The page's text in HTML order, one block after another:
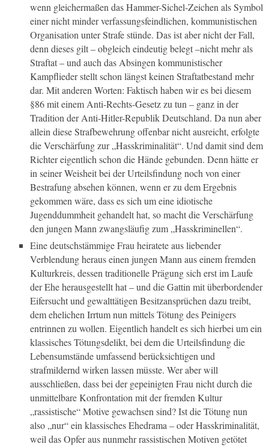
wenn gleichermaßen das Hammer-Sichel-Zeichen als Symbol
einer nicht minder verfassungsfeindlichen, kommunistischen
Organisation unter Strafe stünde. Das ist aber nicht der Fall,
denn dieses gilt – obgleich eindeutig belegt –nicht mehr als
Straftat – und auch das Absingen kommunistischer
Kampflieder stellt schon längst keinen Straftatbestand mehr
dar. Mit anderen Worten: Faktisch haben wir es bei diesem
§86 mit einem Anti-Rechts-Gesetz zu tun – ganz in der
Tradition der Anti-Hitler-Republik Deutschland. Da nun aber
allein diese Strafbewehrung offenbar nicht ausreicht, erfolgte
die Verschärfung zur „Hasskriminalität“. Und damit sind dem
Richter eigentlich schon die Hände gebunden. Denn hätte er
in seiner Weisheit bei der Urteilsfindung noch von einer
Bestrafung absehen können, wenn er zu dem Ergebnis
gekommen wäre, dass es sich um eine idiotische
Jugenddummheit gehandelt hat, so macht die Verschärfung
den jungen Mann zwangsläufig zum „Hasskriminellen“.
Eine deutschstämmige Frau heiratete aus liebender
Verblendung heraus einen jungen Mann aus einem fremden
Kulturkreis, dessen traditionelle Prägung sich erst im Laufe
der Ehe herausgestellt hat – und die Gattin mit überbordender
Eifersucht und gewalttätigen Besitzansprüchen dazu treibt,
dem ehelichen Irrtum nun mittels Tötung des Peinigers
entrinnen zu wollen. Eigentlich handelt es sich hierbei um ein
klassisches Tötungsdelikt, bei dem die Urteilsfindung die
Lebensumstände umfassend berücksichtigen und
strafmildernd wirken lassen müsste. Wer aber will
ausschließen, dass bei der gepeinigten Frau nicht durch die
unmittelbare Konfrontation mit der fremden Kultur
„rassistische“ Motive gewachsen sind? Ist die Tötung nun
also „nur“ ein klassisches Ehedrama – oder Hasskriminalität,
weil das Opfer aus nunmehr rassistischen Motiven getötet